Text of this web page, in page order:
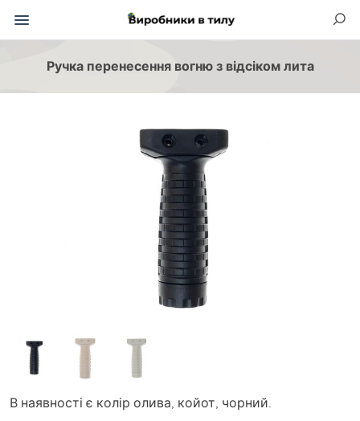
Ручка перенесення вогню з відсіком лита
В наявності є колір олива, койот, чорний.